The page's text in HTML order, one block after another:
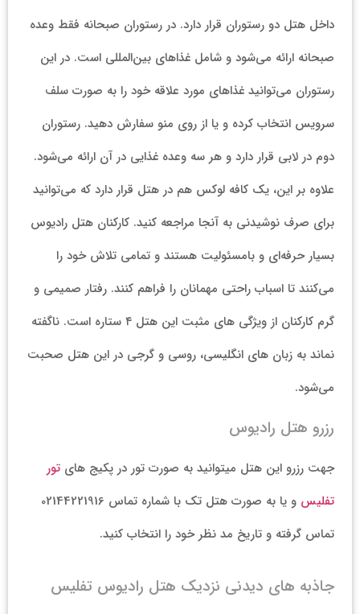
داخل هتل دو رستوران قرار دارد. در رستوران صبحانه فقط وعده
صبحانه ارائه می‌شود و شامل غذاهای بین‌المللی است. در این
رستوران می‌توانید غذاهای مورد علاقه خود را به صورت سلف
سرویس انتخاب کرده و یا از روی منو سفارش دهید. رستوران
دوم در لابی قرار دارد و هر سه وعده غذایی در آن ارائه می‌شود.
علاوه بر این، یک کافه لوکس هم در هتل قرار دارد که می‌توانید
برای صرف نوشیدنی به آنجا مراجعه کنید. کارکنان هتل رادیوس
بسیار حرفه‌ای و بامسئولیت هستند و تمامی تلاش خود را
می‌کنند تا اسباب راحتی مهمانان را فراهم کنند. رفتار صمیمی و
گرم کارکنان از ویژگی های مثبت این هتل ۴ ستاره است. ناگفته
نماند به زبان های انگلیسی، روسی و گرجی در این هتل صحبت
می‌شود.
رزرو هتل رادیوس
جهت رزرو این هتل میتوانید به صورت تور در پکیج های تور
تفلیس
و یا به صورت هتل تک با شماره تماس 02144221916
تماس گرفته و تاریخ مد نظر خود را انتخاب کنید.
جاذبه های دیدنی نزدیک هتل رادیوس تفلیس